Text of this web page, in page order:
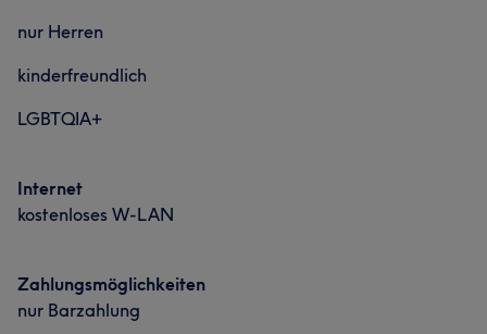
nur Herren
kinderfreundlich
LGBTQIA+
Internet
kostenloses W-LAN
Zahlungsmöglichkeiten
nur Barzahlung